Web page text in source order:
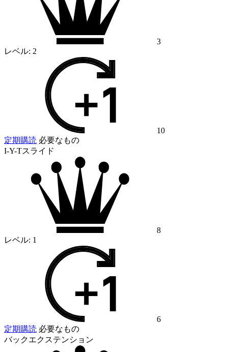
3
レベル: 2
10
定期購読 必要なもの
I-Y-Tスライド
8
レベル: 1
6
定期購読 必要なもの
バックエクステンション